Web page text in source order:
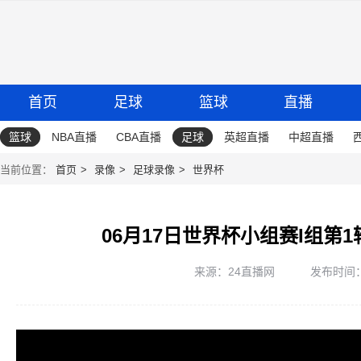
首页 足球 篮球 直播
篮球 NBA直播 CBA直播 足球 英超直播 中超直播
当前位置： 首页 录像 足球录像 世界杯
06月17日世界杯小组赛I组第
来源：24直播网 发布时间